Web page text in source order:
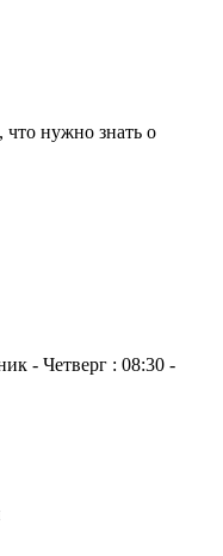
что нужно знать о
- Четверг : 08:30 -